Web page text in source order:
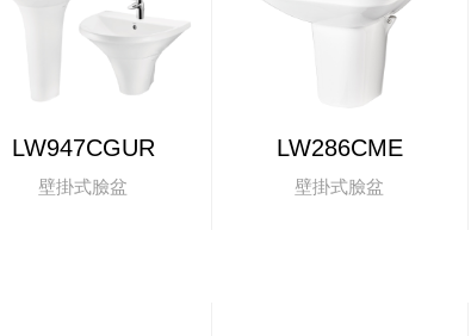
LW947CGUR
壁掛式臉盆
LW286CME
壁掛式臉盆